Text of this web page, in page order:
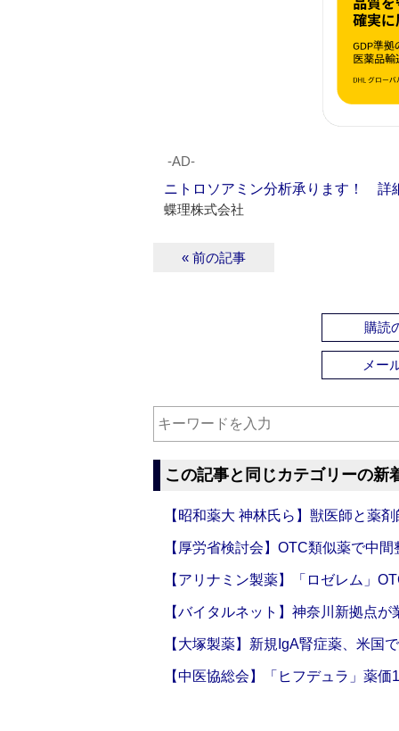
‐AD‐
ニトロソアミン分析承ります！ 詳
蝶理株式会社
« 前の記事
購読
メー
この記事と同じカテゴリーの新
【昭和薬大 神林氏ら】獣医師と薬
【厚労省検討会】OTC類似薬で中
【アリナミン製薬】「ロゼレム」
【バイタルネット】神奈川新拠点
【大塚製薬】新規IgA腎症薬、米国
【中医協総会】「ヒフデュラ」薬